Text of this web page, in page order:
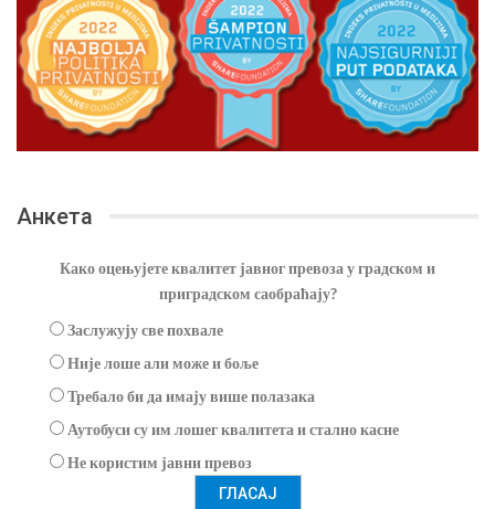
Анкета
Како оцењујете квалитет јавног превоза у градском и
приградском саобраћају?
Заслужују све похвале
Није лоше али може и боље
Требало би да имају више полазака
Аутобуси су им лошег квалитета и стално касне
Не користим јавни превоз